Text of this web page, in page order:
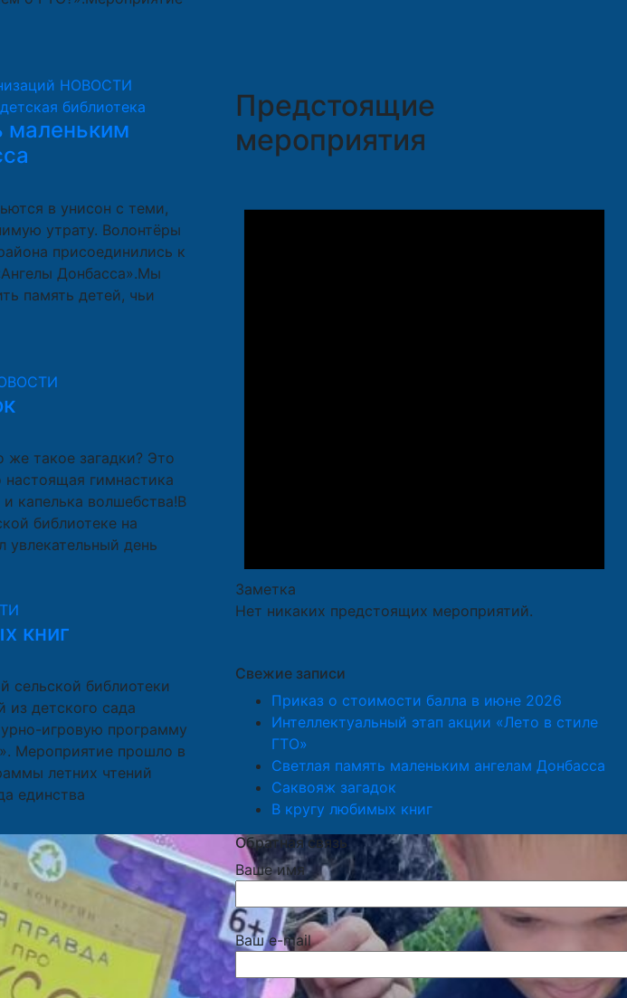
НОВОСТИ
библиотека
маленьким
в унисон с теми,
утрату. Волонтёры
присоединились к
Донбасса».Мы
память детей, чьи
такое загадки? Это
гимнастика
капелька волшебства!В
библиотеке на
увлекательный день
книг
сельской библиотеки
из детского сада
игровую программу
Мероприятие прошло в
летних чтений
единства
Предстоящие
мероприятия
Заметка
Нет никаких предстоящих мероприятий.
Свежие записи
Приказ о стоимости балла в июне 2026
Интеллектуальный этап акции «Лето в стиле
ГТО»
Светлая память маленьким ангелам Донбасса
Саквояж загадок
В кругу любимых книг
Обратная связь
Ваше имя
Ваш e-mail